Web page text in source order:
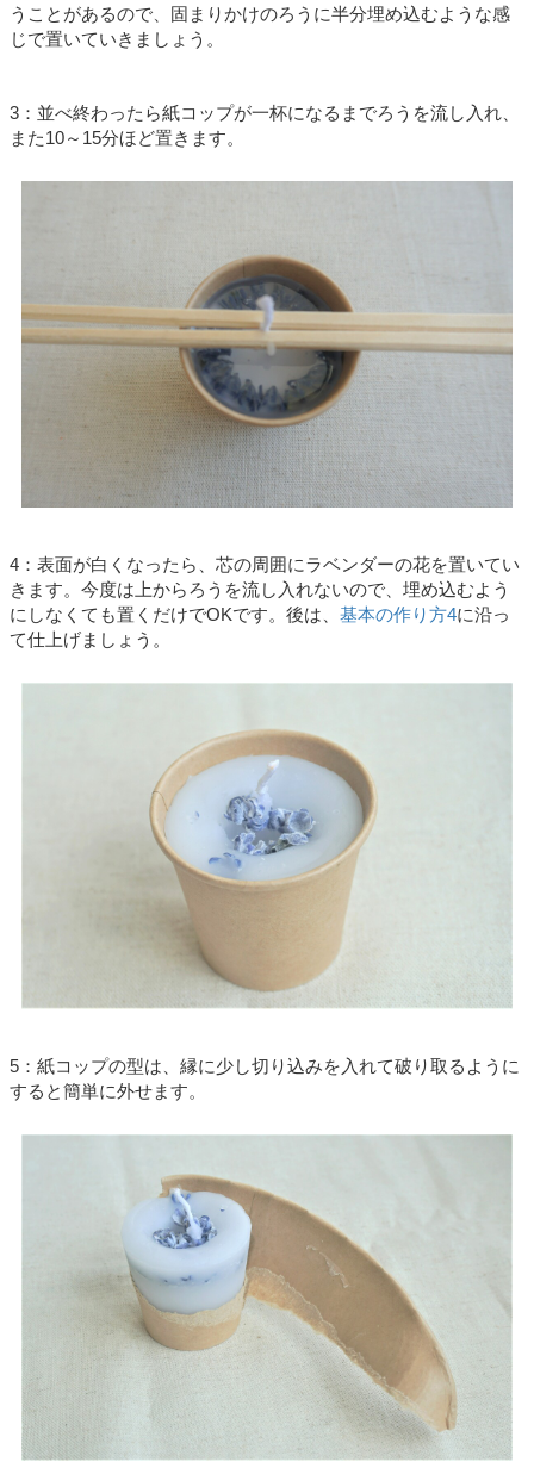
うことがあるので、固まりかけのろうに半分埋め込むような感
じで置いていきましょう。
3 ：並べ終わったら紙コップが一杯になるまでろうを流し入れ、
また10～ 15分ほど置きます。
4：表面が白くなったら、芯の周囲にラベンダーの花を置いてい
きます。今度は上からろうを流し入れないので、埋め込むよう
にしなくても置くだけでOKです。後は、 基本の作り方4に沿っ
て仕上げましょう。
5 ：紙コップの型は、縁に少し切り込みを入れて破り取るように
すると簡単に外せます。